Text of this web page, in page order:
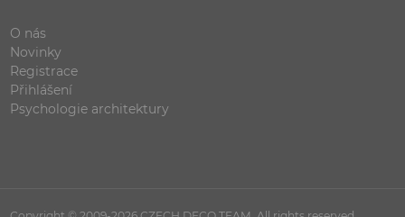
O nás
Novinky
Registrace
Přihlášení
Psychologie architektury